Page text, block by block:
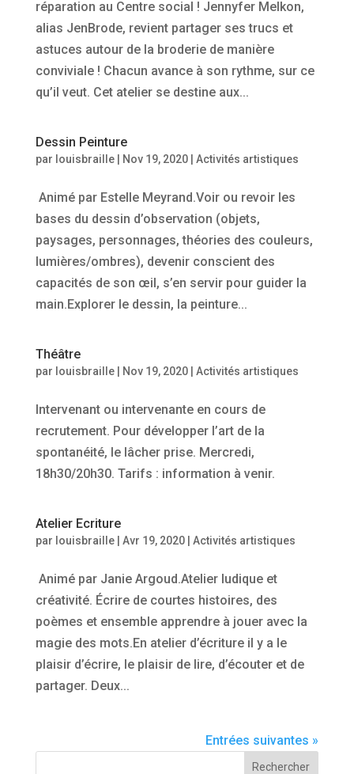
réparation au Centre social ! Jennyfer Melkon,
alias JenBrode, revient partager ses trucs et
astuces autour de la broderie de manière
conviviale ! Chacun avance à son rythme, sur ce
qu’il veut. Cet atelier se destine aux...
Dessin Peinture
par louisbraille| Nov 19, 2020| Activités artistiques
Animé par Estelle Meyrand.Voir ou revoir les
bases du dessin d’observation (objets,
paysages, personnages, théories des couleurs,
lumières/ombres), devenir conscient des
capacités de son œil, s’en servir pour guider la
main.Explorer le dessin, la peinture...
Théâtre
par louisbraille| Nov 19, 2020| Activités artistiques
Intervenant ou intervenante en cours de
recrutement. Pour développer l’art de la
spontanéité, le lâcher prise. Mercredi,
18h30/20h30. Tarifs : information à venir.
Atelier Ecriture
par louisbraille| Avr 19, 2020| Activités artistiques
Animé par Janie Argoud.Atelier ludique et
créativité. Écrire de courtes histoires, des
poèmes et ensemble apprendre à jouer avec la
magie des mots.En atelier d’écriture il y a le
plaisir d’écrire, le plaisir de lire, d’écouter et de
partager. Deux...
Entrées suivantes »
Rechercher